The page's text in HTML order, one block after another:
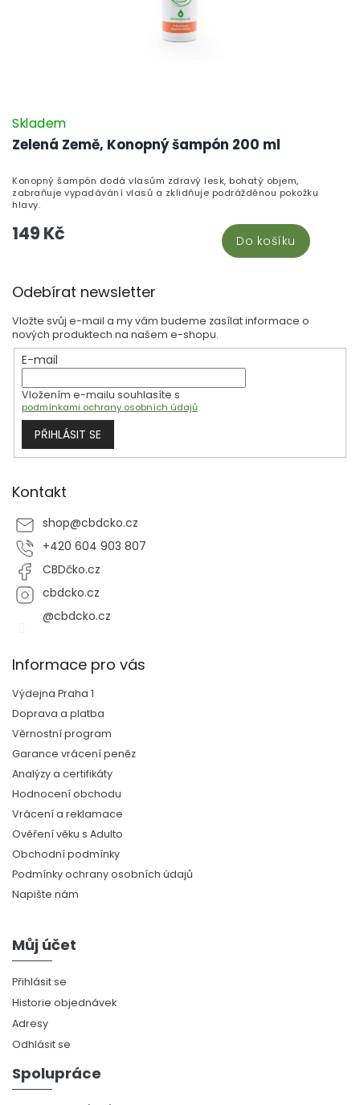
Zelená Země, Konopný šampón 200 ml
Skladem
149 Kč Do košíku
Konopný šampón dodá vlasům zdravý lesk, bohatý objem,
zabraňuje vypadávání vlasů a zklidňuje podrážděnou pokožku
hlavy.
Odebírat newsletter
Vložte svůj e-mail a my vám budeme zasílat informace o
nových produktech na našem e-shopu.
E-mail
Vložením e-mailu souhlasíte s
podmínkami ochrany osobních údajů
PŘIHLÁSIT SE
Kontakt
shop@cbdcko.cz
+420 604 903 807
CBDčko.cz
cbdcko.cz
@cbdcko.cz
Informace pro vás
Výdejna Praha 1
Doprava a platba
Věrnostní program
Garance vrácení peněz
Analýzy a certifikáty
Hodnocení obchodu
Vrácení a reklamace
Ověření věku s Adulto
Obchodní podmínky
Podmínky ochrany osobních údajů
Napište nám
Můj účet
Přihlásit se
Historie objednávek
Adresy
Odhlásit se
Spolupráce